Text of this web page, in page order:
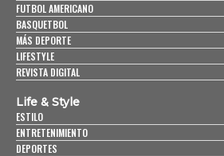
FUTBOL AMERICANO
BASQUETBOL
MÁS DEPORTE
LIFESTYLE
REVISTA DIGITAL
Life & Style
ESTILO
ENTRETENIMIENTO
DEPORTES